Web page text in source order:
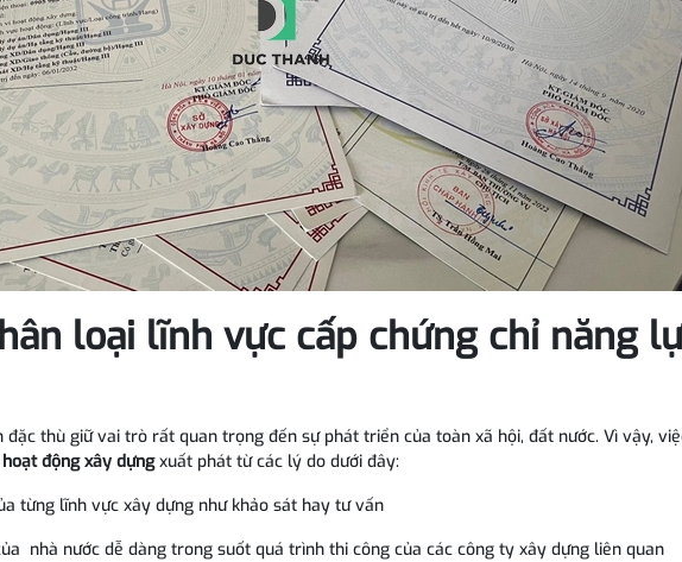
loại lĩnh vực cấp chứng chỉ năng
đặc thù giữ vai trò rất quan trọng đến sự phát triển của toàn xã hội, đất nước. Vì vậy,
động xây dựngxuất phát từ các lý do dưới đây:
từng lĩnh vực xây dựng như khảo sát hay tư vấn
nhà nước dễ dàng trong suốt quá trình thi công của các công ty xây dựng liên quan